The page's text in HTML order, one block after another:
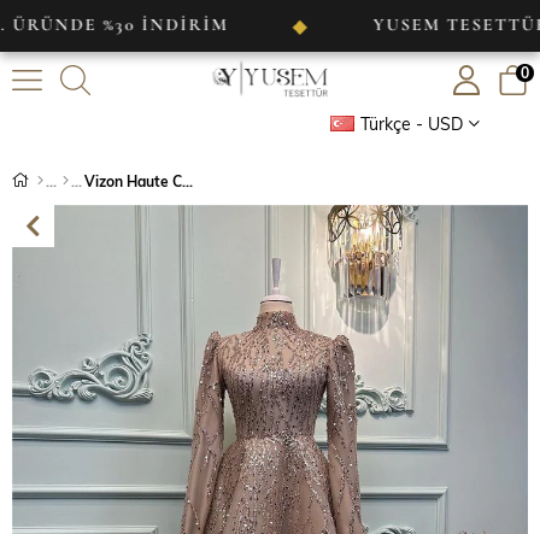
%30 İNDİRİM ◆ YUSEM TESETTÜR ◆
Türkçe - USD
0
Vizon Haute Couture Dress